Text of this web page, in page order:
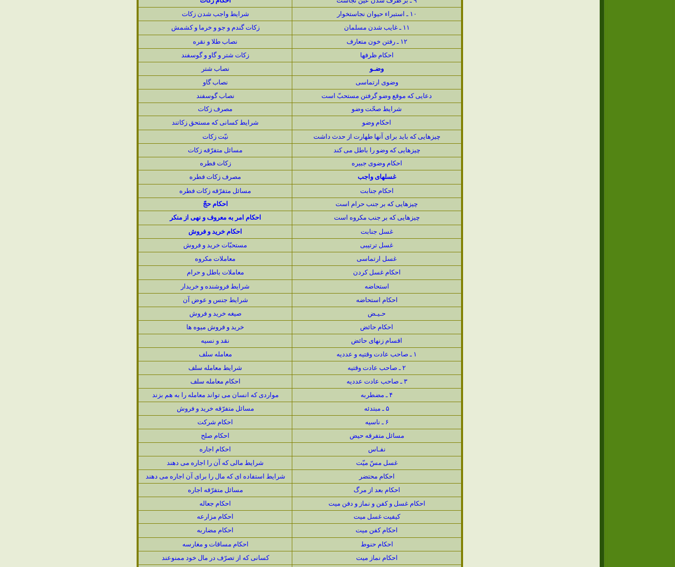
۱۰ ـ استبراء حیوان نجاستخوار
شرايط واجب شدن زكات
۱۱ ـ غایب شدن مسلمان
زكات گندم و جو و خرما و كشمش
۱۲ ـ رفتن خون متعارف
نصاب طلا و نقره
احكام ظرفها
زكات شتر و گاو و گوسفند
وضـو
نصاب شتر
وضوى ارتماسى
نصاب گاو
دعایى كه موقع وضو گرفتن مستحبّ است
نصاب گوسفند
شرایط صحّت وضو
مصرف زكات
احكام وضو
شرايط كسانى كه مستحق زكاتند
چیزهایى كه باید براى آنها طهارت از حدث داشت
نيّت زكات
چیزهایى كه وضو را باطل مى كند
مسائل متفرّقه زكات
احكام وضوى جبیره
زكات فطره
غسلهاى واجب
مصرف زكات فطره
احكام جنابت
مسائل متفرّقه زكات فطره
چیزهایى كه بر جنب حرام است
احكام حجّ
چیزهایى كه بر جنب مكروه است
احكام امر به معروف و نهى از منكر
غسل جنابت
احكام خريد و فروش
غسل ترتيبى
مستحبّات خريد و فروش
غسل ارتماسى
معاملات مكروه
احكام غسل كردن
معاملات باطل و حرام
استحاضه
شرايط فروشنده و خريدار
احكام استحاضه
شرايط جنس و عوض آن
حـيـض
صيغه خريد و فروش
احكام حائض
خريد و فروش ميوه ها
اقسام زنهاى حائض
نقد و نسيه
۱ ـ صاحب عادت وقتیه و عددیه
معامله سلف
۲ ـ صاحب عادت وقتیه
شرایط معامله سلف
۳ ـ صاحب عادت عددیه
احكام معامله سلف
۴ ـ مضطربه
مواردى كه انسان مى تواند معامله را به هم بزند
۵ ـ مبتدئه
مسائل متفرّقه خريد و فروش
۶ ـ ناسیه
احكام شركت
مسائل متفرقه حیض
احكام صلح
نفـاس
احكام اجاره
غسل مسّ ميّت
شرايط مالى كه آن را اجاره مى دهند
احكام محتضر
شرايط استفاده اى كه مال را براى آن اجاره مى دهند
احكام بعد از مرگ
مسائل متفرّقه اجاره
احكام غسل و كفن و نماز و دفن میت
احكام جعاله
كیفیت غسل میت
احكام مزارعه
احكام كفن میت
احكام مضاربه
احكام حنوط
احكام مساقات و مغارسه
احكام نماز میت
كسانى كه از تصرّف در مال خود ممنوعند